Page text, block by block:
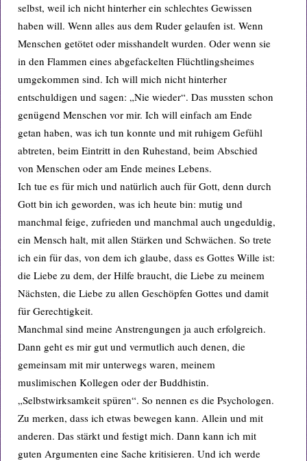
selbst, weil ich nicht hinterher ein schlechtes Gewissen
haben will. Wenn alles aus dem Ruder gelaufen ist. Wenn
Menschen getötet oder misshandelt wurden. Oder wenn sie
in den Flammen eines abgefackelten Flüchtlingsheimes
umgekommen sind. Ich will mich nicht hinterher
entschuldigen und sagen: „Nie wieder“. Das mussten schon
genügend Menschen vor mir. Ich will einfach am Ende
getan haben, was ich tun konnte und mit ruhigem Gefühl
abtreten, beim Eintritt in den Ruhestand, beim Abschied
von Menschen oder am Ende meines Lebens.
Ich tue es für mich und natürlich auch für Gott, denn durch
Gott bin ich geworden, was ich heute bin: mutig und
manchmal feige, zufrieden und manchmal auch ungeduldig,
ein Mensch halt, mit allen Stärken und Schwächen. So trete
ich ein für das, von dem ich glaube, dass es Gottes Wille ist:
die Liebe zu dem, der Hilfe braucht, die Liebe zu meinem
Nächsten, die Liebe zu allen Geschöpfen Gottes und damit
für Gerechtigkeit.
Manchmal sind meine Anstrengungen ja auch erfolgreich.
Dann geht es mir gut und vermutlich auch denen, die
gemeinsam mit mir unterwegs waren, meinem
muslimischen Kollegen oder der Buddhistin.
„Selbstwirksamkeit spüren“. So nennen es die Psychologen.
Zu merken, dass ich etwas bewegen kann. Allein und mit
anderen. Das stärkt und festigt mich. Dann kann ich mit
guten Argumenten eine Sache kritisieren. Und ich werde